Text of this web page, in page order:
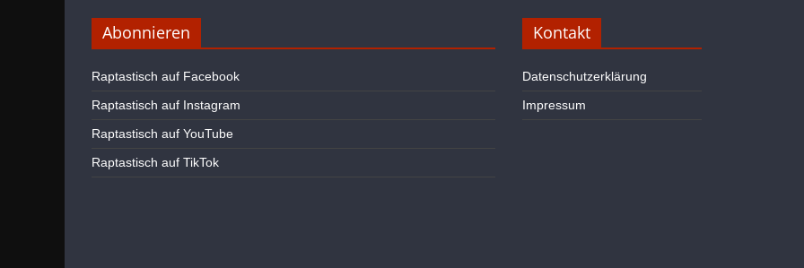
Abonnieren
Raptastisch auf Facebook
Raptastisch auf Instagram
Raptastisch auf YouTube
Raptastisch auf TikTok
Kontakt
Datenschutzerklärung
Impressum